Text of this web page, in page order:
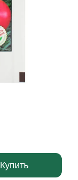
Купить